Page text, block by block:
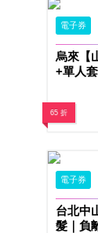
電子券
烏來【
+單人
65 折
電子券
台北中
髮｜負